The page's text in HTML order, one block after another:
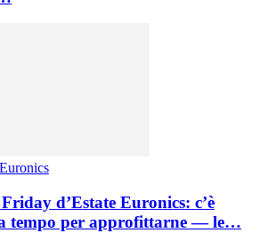
d’Estate Euronics: c’è
tempo per approfittarne — le…